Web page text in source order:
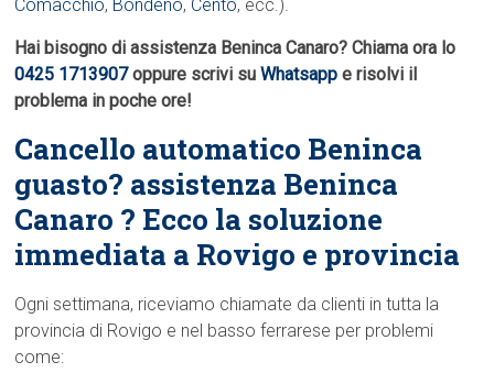
Comacchio, Bondeno, Cento, ecc.).
Hai bisogno di assistenza Beninca Canaro? Chiama ora lo
0425 1713907oppure scrivi suWhatsapp e risolvi il
problema in poche ore!
Cancello automatico Beninca
guasto? assistenza Beninca
Canaro ? Ecco la soluzione
immediata a Rovigo e provincia
Ogni settimana, riceviamo chiamate da clienti in tutta la
provincia di Rovigo e nel basso ferrarese per problemi
come: